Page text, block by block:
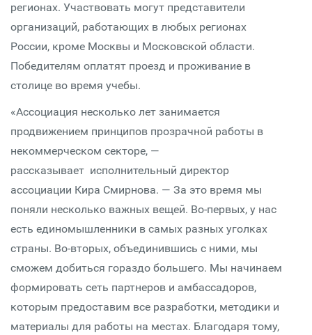
регионах. Участвовать могут представители
организаций, работающих в любых регионах
России, кроме Москвы и Московской области.
Победителям оплатят проезд и проживание в
столице во время учебы.
«Ассоциация несколько лет занимается
продвижением принципов прозрачной работы в
некоммерческом секторе, —
рассказывает исполнительный директор
ассоциации Кира Смирнова. — За это время мы
поняли несколько важных вещей. Во-первых, у нас
есть единомышленники в самых разных уголках
страны. Во-вторых, объединившись с ними, мы
сможем добиться гораздо большего. Мы начинаем
формировать сеть партнеров и амбассадоров,
которым предоставим все разработки, методики и
материалы для работы на местах. Благодаря тому,